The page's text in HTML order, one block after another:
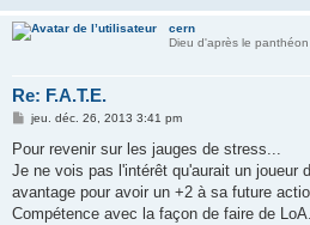
cern
Dieu d'après le panthéon
Re: F.A.T.E.
M
s
a
g
jeu. déc. 26, 2013 3:41 pm
Pour revenir sur les jauges de stress...
Je ne vois pas l'intérêt qu'aurait un joueur
avantage pour avoir un +2 à sa future
Compétence avec la façon de faire de